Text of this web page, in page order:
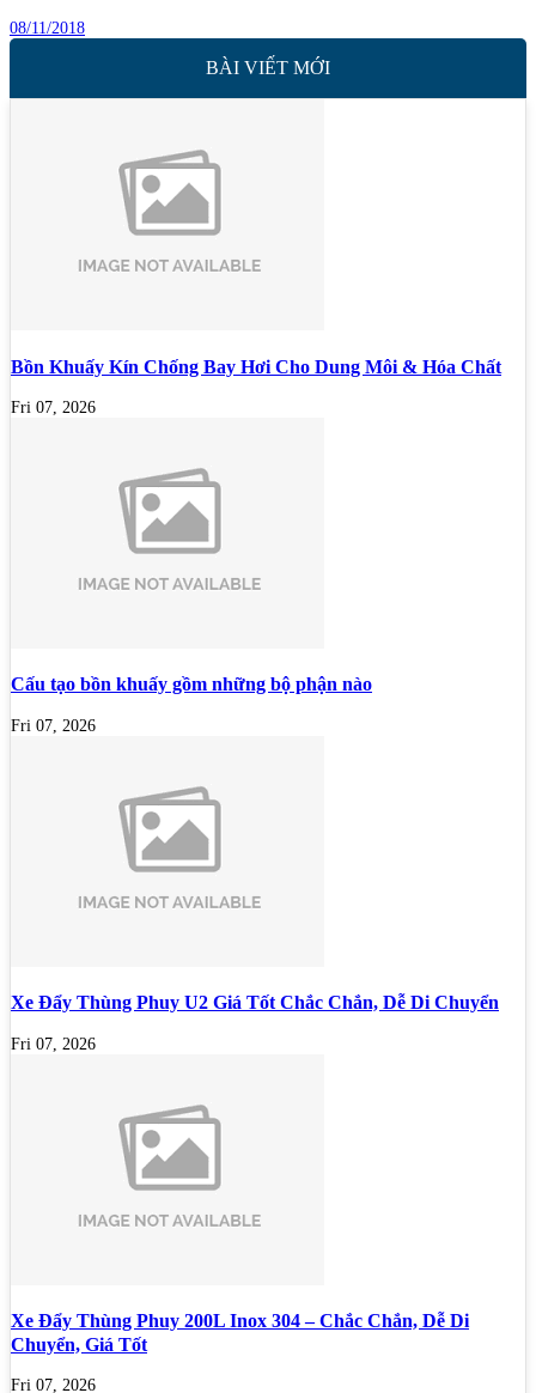
08/11/2018
BÀI VIẾT MỚI
Bồn Khuấy Kín Chống Bay Hơi Cho Dung Môi & Hóa Chất
Fri 07, 2026
Cấu tạo bồn khuấy gồm những bộ phận nào
Fri 07, 2026
Xe Đẩy Thùng Phuy U2 Giá Tốt Chắc Chắn, Dễ Di Chuyển
Fri 07, 2026
Xe Đẩy Thùng Phuy 200L Inox 304 – Chắc Chắn, Dễ Di
Chuyển, Giá Tốt
Fri 07, 2026